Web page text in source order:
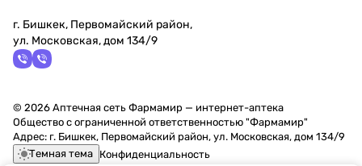
г. Бишкек, Первомайский район,
ул. Московская, дом 134/9
© 2026 Аптечная сеть Фармамир — интернет-аптека
Общество с ограниченной ответственностью "Фармамир"
Адрес: г. Бишкек, Первомайский район, ул. Московская, дом 134/9
Темная тема Конфиденциальность